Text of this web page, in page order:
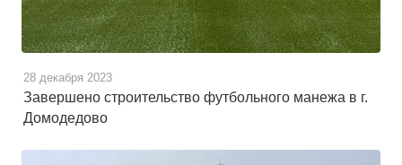
Завершено строительство футбольного манежа в г.
Домодедово
28 декабря 2023